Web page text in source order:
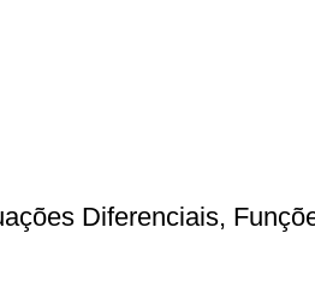
Diferenciais,